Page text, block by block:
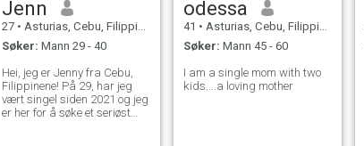
Jenn
27 • Asturias, Cebu, Filippinene
Søker: Mann 29 - 40
Hei, jeg er Jenny fra Cebu,
Filippinene! På 29, har jeg
vært singel siden 2021 og jeg
er her for å søke et seriøst
odessa
41 • Asturias, Cebu, Filippinene
Søker: Mann 45 - 60
I am a single mom with two
kids....a loving mother